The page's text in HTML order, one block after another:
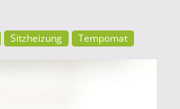
Sitzheizung Tempomat